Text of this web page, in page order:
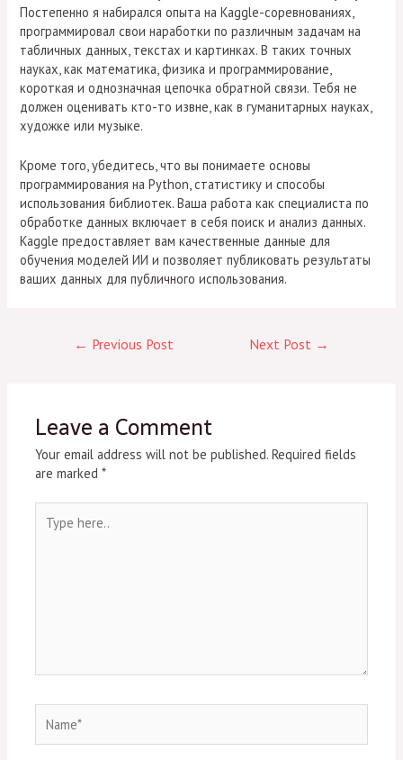
Постепенно я набирался опыта на Kaggle-соревнованиях,
программировал свои наработки по различным задачам на
табличных данных, текстах и картинках. В таких точных
науках, как математика, физика и программирование,
короткая и однозначная цепочка обратной связи. Тебя не
должен оценивать кто-то извне, как в гуманитарных науках,
художке или музыке.
Кроме того, убедитесь, что вы понимаете основы
программирования на Python, статистику и способы
использования библиотек. Ваша работа как специалиста по
обработке данных включает в себя поиск и анализ данных.
Kaggle предоставляет вам качественные данные для
обучения моделей ИИ и позволяет публиковать результаты
ваших данных для публичного использования.
← Previous Post Next Post →
Leave a Comment
Your email address will not be published. Required fields
are marked*
here..